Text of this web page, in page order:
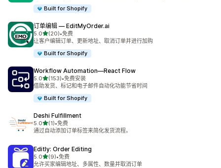
Built for Shopify
订单编辑 — EditMyOrder.ai
5.0星（满分 5 星）
(20)
总共 20 条评论
•免费
让客户编辑订单、更新地址、取消订单并进行加购
Built for Shopify
Workflow Automation—React Flow
5.0星（满分 5 星）
(153)
总共 153 条评论
•免费安装
借助发货、标记和电子邮件自动化功能节省时间
Built for Shopify
Deshi Fulfillment
5.0星（满分 5 星）
(1)
总共 1 条评论
•免费
通过自动添加订单标签来简化发货流程。
Editly: Order Editing
5.0星（满分 5 星）
(9)
总共 9 条评论
•免费
允许买家编辑地址、多属性、数量并取消订单